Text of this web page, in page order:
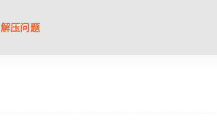
解压问题